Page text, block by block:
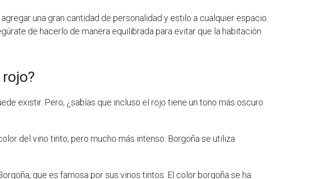
una gran cantidad de personalidad y estilo a cualquier espacio.
de hacerlo de manera equilibrada para evitar que la habitación
existir. Pero, ¿sabías que incluso el rojo tiene un tono más oscuro
del vino tinto, pero mucho más intenso. Borgoña se utiliza
que es famosa por sus vinos tintos. El color borgoña se ha